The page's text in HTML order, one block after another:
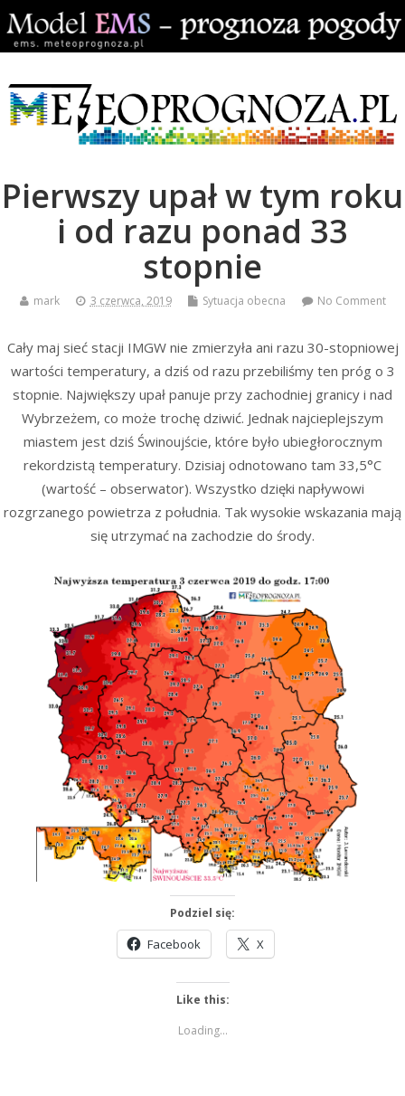
Pierwszy upał w tym roku
i od razu ponad 33
stopnie
mark 3 czerwca, 2019 Sytuacja obecna No Comment
Cały maj sieć stacji IMGW nie zmierzyła ani razu 30-stopniowej
wartości temperatury, a dziś od razu przebiliśmy ten próg o 3
stopnie. Największy upał panuje przy zachodniej granicy i nad
Wybrzeżem, co może trochę dziwić. Jednak najcieplejszym
miastem jest dziś Świnoujście, które było ubiegłorocznym
rekordzistą temperatury. Dzisiaj odnotowano tam 33,5°C
(wartość – obserwator). Wszystko dzięki napływowi
rozgrzanego powietrza z południa. Tak wysokie wskazania mają
się utrzymać na zachodzie do środy.
Podziel się:
Facebook X
Like this:
Loading...